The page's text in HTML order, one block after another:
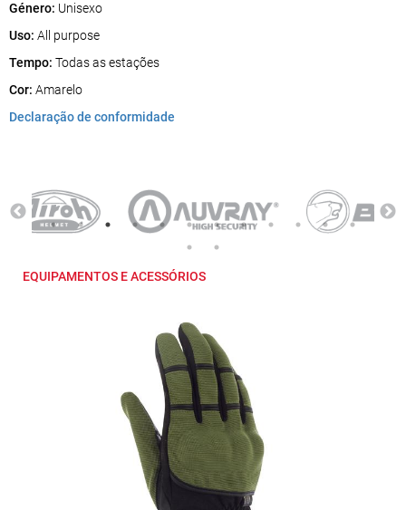
Género: Unisexo
Uso: All purpose
Tempo: Todas as estações
Cor: Amarelo
Declaração de conformidade
EQUIPAMENTOS E ACESSÓRIOS